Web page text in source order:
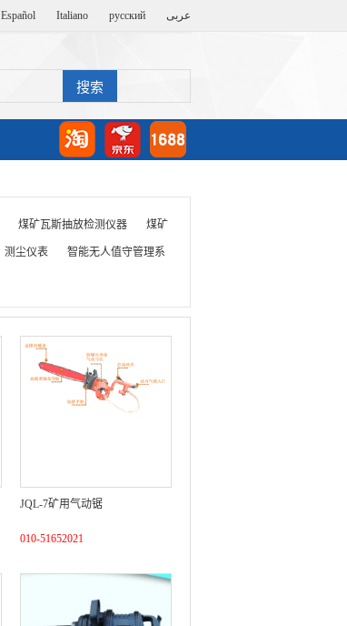
Español Italiano русский عربى
煤矿瓦斯抽放检测仪器 煤矿
测尘仪表 智能无人值守管理系
JQL-7矿用气动锯
010-51652021